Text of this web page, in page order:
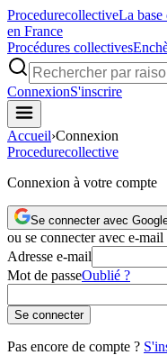
ProcedurecollectiveLa base
en France
Procédures collectives
ConnexionS'inscrire
Accueil›Connexion
Procedurecollective
Connexion à votre compte
Se connecter avec
ou se connecter avec e-mail
Adresse e-mail
Mot de passeOublié ?
Se connecter
Pas encore de compte ?